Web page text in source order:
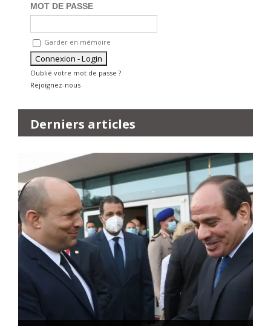
MOT DE PASSE
Garder en mémoire
Oublié votre mot de passe ?
Rejoignez-nous
Derniers articles